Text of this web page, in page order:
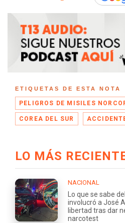
ETIQUETAS DE ESTA NOTA
PELIGROS DE MISILES
COREA DEL SUR
LO MÁS
NACIONAL
Lo que se sabe
involucró a José
libertad tras dar
narcotest